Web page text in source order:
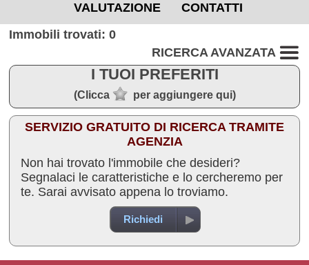
VALUTAZIONE
CONTATTI
Immobili trovati: 0
RICERCA AVANZATA
I TUOI PREFERITI
(Clicca per aggiungere qui)
SERVIZIO GRATUITO DI RICERCA TRAMITE
AGENZIA
Non hai trovato l'immobile che desideri?
Segnalaci le caratteristiche e lo cercheremo per
te. Sarai avvisato appena lo troviamo.
Richiedi